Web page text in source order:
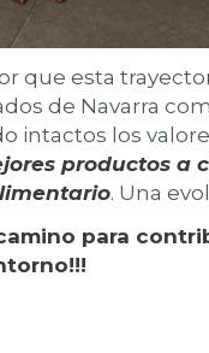
que esta
de Navarra
intactos los
productos a
. Una
para